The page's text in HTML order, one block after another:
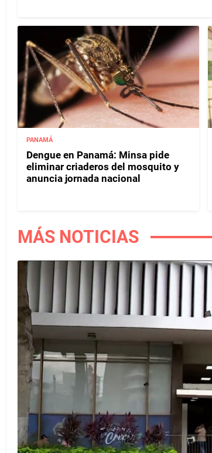
PANAMÁ
Dengue en Panamá: Minsa pide
eliminar criaderos del mosquito y
anuncia jornada nacional
MÁS NOTICIAS